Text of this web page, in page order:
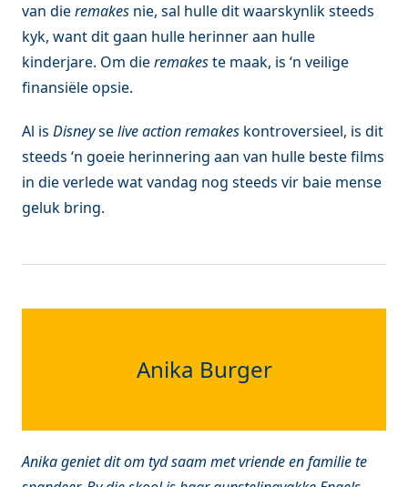
van dieremakes nie, sal hulle dit waarskynlik steeds
kyk, want dit gaan hulle herinner aan hulle
kinderjare. Om dieremakeste maak, is ‘n veilige
finansiële opsie.
Al is Disneyselive action remakes kontroversieel, is dit
steeds ‘n goeie herinnering aan van hulle beste films
in die verlede wat vandag nog steeds vir baie mense
geluk bring.
Anika Burger
Anika geniet dit om tyd saam met vriende en familie te